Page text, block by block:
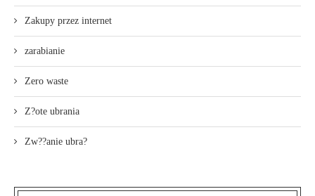
Zakupy przez internet
zarabianie
Zero waste
Z?ote ubrania
Zw??anie ubra?